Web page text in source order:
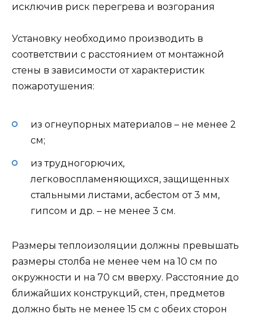
исключив риск перегрева и возгорания
Установку необходимо производить в
соответствии с расстоянием от монтажной
стены в зависимости от характеристик
пожаротушения:
из огнеупорных материалов – не менее 2
см;
из трудногорючих,
легковоспламеняющихся, защищенных
стальными листами, асбестом от 3 мм,
гипсом и др. – не менее 3 см.
Размеры теплоизоляции должны превышать
размеры столба не менее чем на 10 см по
окружности и на 70 см вверху. Расстояние до
ближайших конструкций, стен, предметов
должно быть не менее 15 см с обеих сторон